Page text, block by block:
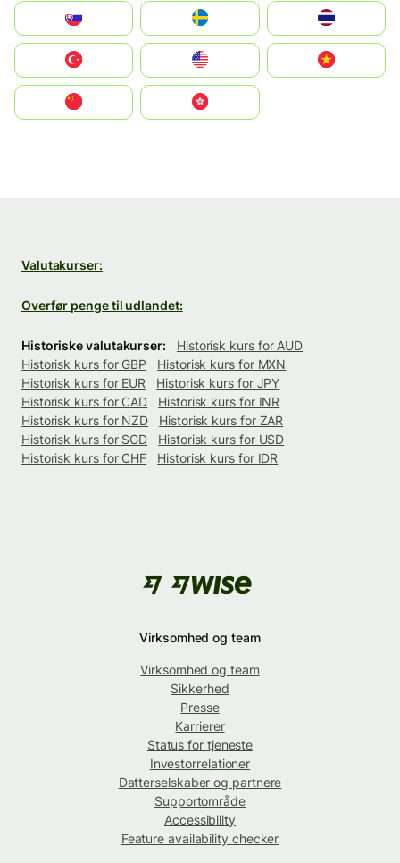
United States
中國香港特別行政區
Valutakurser:
Overfør penge til udlandet:
Historiske valutakurser:
Historisk kurs for AUD
Historisk kurs for GBP
Historisk kurs for MXN
Historisk kurs for EUR
Historisk kurs for JPY
Historisk kurs for CAD
Historisk kurs for INR
Historisk kurs for NZD
Historisk kurs for ZAR
Historisk kurs for SGD
Historisk kurs for USD
Historisk kurs for CHF
Historisk kurs for IDR
Virksomhed og team
Virksomhed og team
Sikkerhed
Presse
Karrierer
Status for tjeneste
Investorrelationer
Datterselskaber og partnere
Supportområde
Accessibility
Feature availability checker